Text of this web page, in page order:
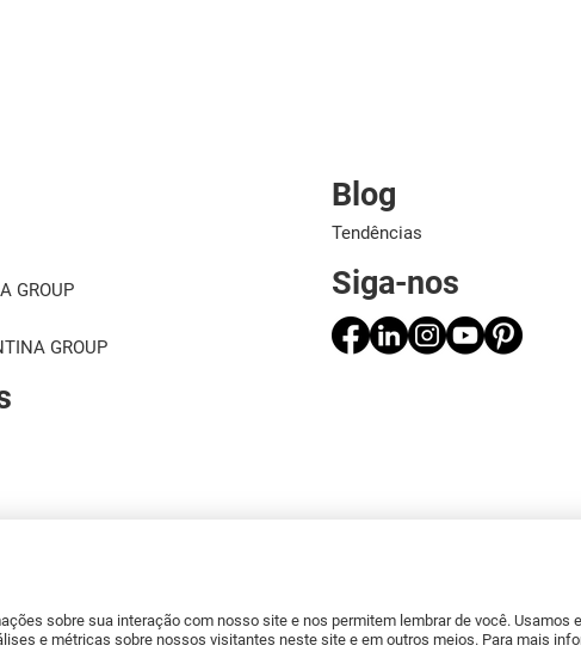
sobre sua interação com nosso site e nos permitem lembrar de você. Usamos
e métricas sobre nossos visitantes neste site e em outros meios. Para mais
GROUP
GROUP
Blog
Tendências
Siga-nos